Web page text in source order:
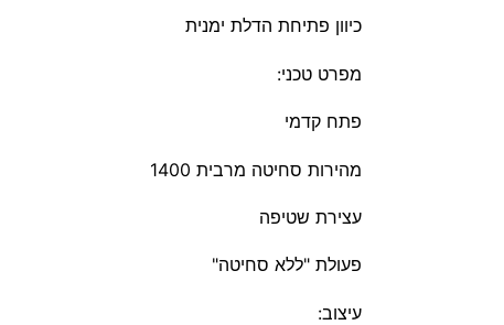
כיוון פתיחת הדלת ימנית
מפרט טכני:
פתח קדמי
מהירות סחיטה מרבית 1400
עצירת שטיפה
פעולת "ללא סחיטה"
עיצוב: